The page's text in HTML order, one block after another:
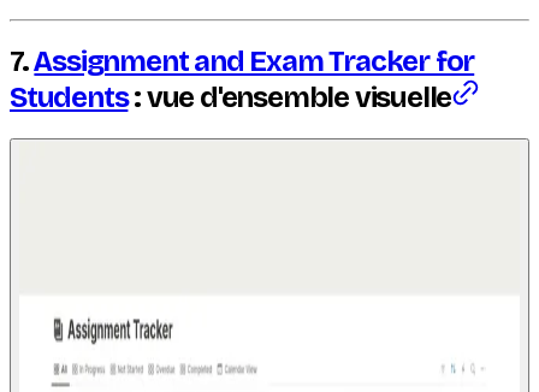
7.Assignment and Exam Tracker for
Students: vue d'ensemble visuelle